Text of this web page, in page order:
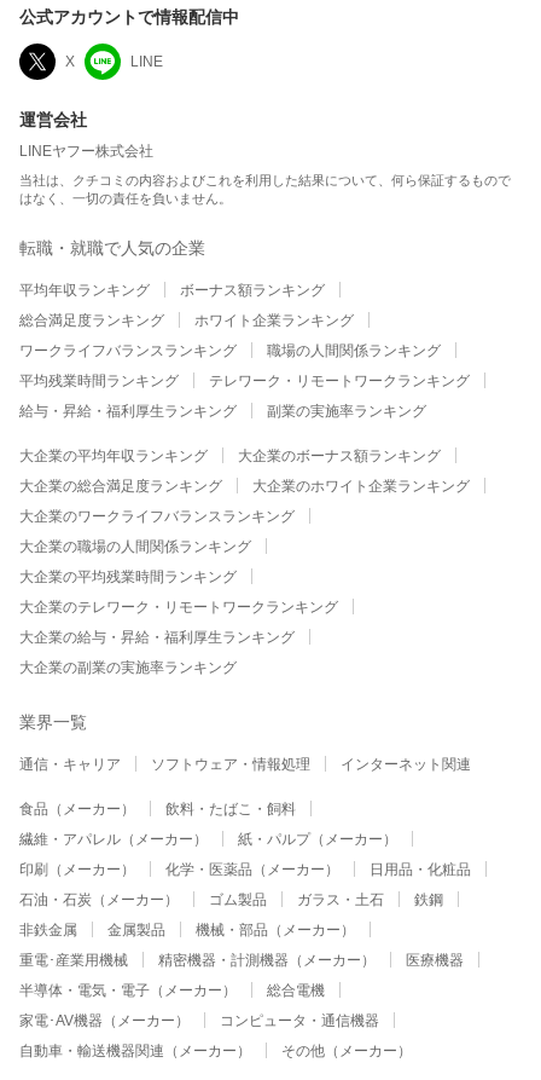
公式アカウントで情報配信中
X LINE
運営会社
LINEヤフー株式会社
当社は、クチコミの内容およびこれを利用した結果について、何ら保証するもので
はなく、一切の責任を負いません。
転職・就職で人気の企業
平均年収ランキング
ボーナス額ランキング
総合満足度ランキング
ホワイト企業ランキング
ワークライフバランスランキング
職場の人間関係ランキング
平均残業時間ランキング
テレワーク・リモートワークランキング
給与・昇給・福利厚生ランキング
副業の実施率ランキング
大企業の平均年収ランキング
大企業のボーナス額ランキング
大企業の総合満足度ランキング
大企業のホワイト企業ランキング
大企業のワークライフバランスランキング
大企業の職場の人間関係ランキング
大企業の平均残業時間ランキング
大企業のテレワーク・リモートワークランキング
大企業の給与・昇給・福利厚生ランキング
大企業の副業の実施率ランキング
業界一覧
通信・キャリア ソフトウェア・情報処理 インターネット関連
食品（メーカー）
飲料・たばこ・飼料
繊維・アパレル（メーカー）
紙・パルプ（メーカー）
印刷（メーカー）
化学・医薬品（メーカー）
日用品・化粧品
石油・石炭（メーカー）
ゴム製品 ガラス・土石
鉄鋼
非鉄金属
金属製品
機械・部品（メーカー）
重電･産業用機械
精密機器・計測機器（メーカー）
医療機器
半導体・電気・電子（メーカー）
総合電機
家電･AV機器（メーカー）
コンピュータ・通信機器
自動車・輸送機器関連（メーカー）
その他（メーカー）